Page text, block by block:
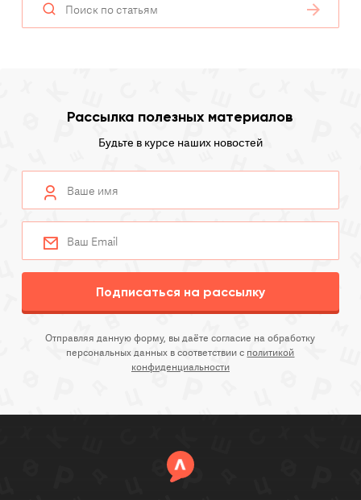
Рассылка полезных материалов
Будьте в курсе наших новостей
Подписаться на рассылку
Отправляя данную форму, вы даёте согласие на обработку
персональных данных в соответствии с политикой
конфиденциальности